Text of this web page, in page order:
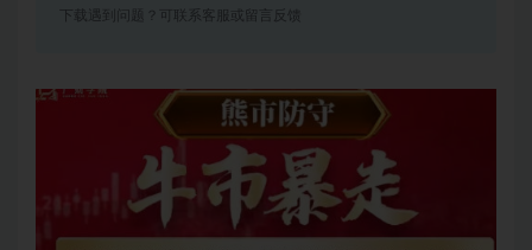
下载遇到问题？可联系客服或留言反馈